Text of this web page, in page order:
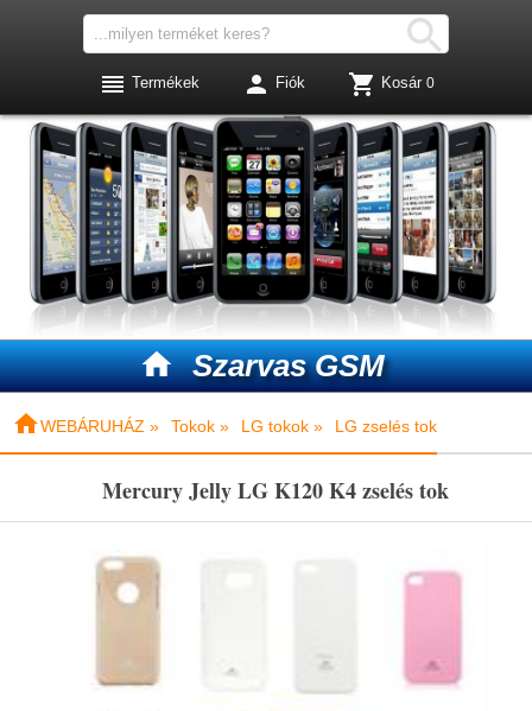
 Szarvas GSM

 Termékek  Fiók  Kosár 0
WEBÁRUHÁZ » Tokok » LG tokok » LG zselés tok
Mercury Jelly LG K120 K4 zselés tok